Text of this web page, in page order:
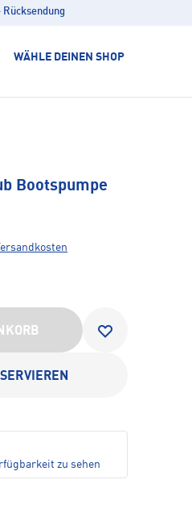
Rücksendung
WÄHLE DEINEN SHOP
Bootspumpe
zu sehen